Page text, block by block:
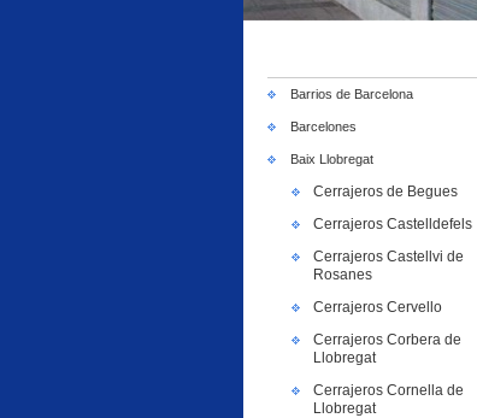
Barrios de Barcelona
Barcelones
Baix Llobregat
Cerrajeros de Begues
Cerrajeros Castelldefels
Cerrajeros Castellvi de
Rosanes
Cerrajeros Cervello
Cerrajeros Corbera de
Llobregat
Cerrajeros Cornella de
Llobregat